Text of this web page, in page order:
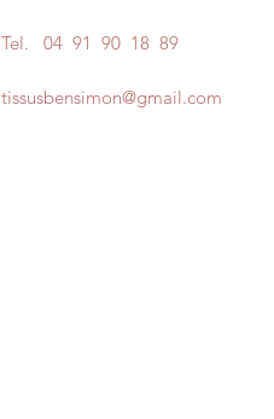
Tel. 04 91 90 18 89
tissusbensimon@gmail.com